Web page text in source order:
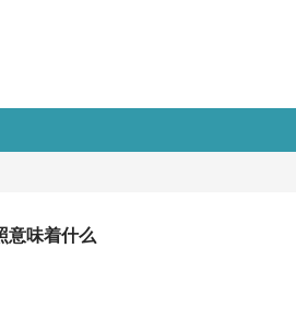
意味着什么